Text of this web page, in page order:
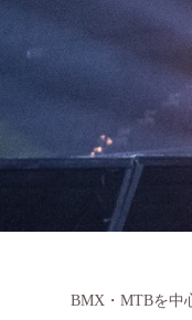
BMX・MTBを中